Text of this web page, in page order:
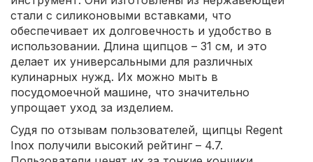
стали с силиконовыми вставками, что
обеспечивает их долговечность и удобство в
использовании. Длина щипцов – 31 см, и это
делает их универсальными для различных
кулинарных нужд. Их можно мыть в
посудомоечной машине, что значительно
упрощает уход за изделием.
Судя по отзывам пользователей, щипцы Regent
Inox получили высокий рейтинг – 4.7.